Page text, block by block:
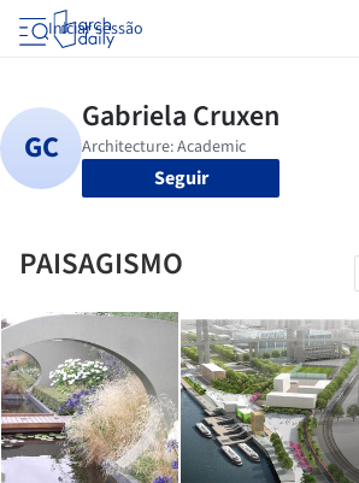
Iniciar sessão
Seguir
PAISAGISMO